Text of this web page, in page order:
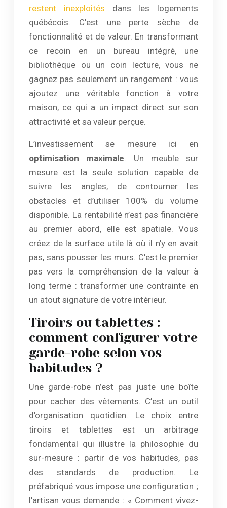
restent inexploités dans les logements
québécois. C’est une perte sèche de
fonctionnalité et de valeur. En transformant
ce recoin en un bureau intégré, une
bibliothèque ou un coin lecture, vous ne
gagnez pas seulement un rangement : vous
ajoutez une véritable fonction à votre
maison, ce qui a un impact direct sur son
attractivité et sa valeur perçue.
L’investissement se mesure ici en
optimisation maximale. Un meuble sur
mesure est la seule solution capable de
suivre les angles, de contourner les
obstacles et d’utiliser 100% du volume
disponible. La rentabilité n’est pas financière
au premier abord, elle est spatiale. Vous
créez de la surface utile là où il n’y en avait
pas, sans pousser les murs. C’est le premier
pas vers la compréhension de la valeur à
long terme : transformer une contrainte en
un atout signature de votre intérieur.
Tiroirs ou tablettes :
comment configurer votre
garde-robe selon vos
habitudes ?
Une garde-robe n’est pas juste une boîte
pour cacher des vêtements. C’est un outil
d’organisation quotidien. Le choix entre
tiroirs et tablettes est un arbitrage
fondamental qui illustre la philosophie du
sur-mesure : partir de vos habitudes, pas
des standards de production. Le
préfabriqué vous impose une configuration ;
l’artisan vous demande : « Comment vivez-